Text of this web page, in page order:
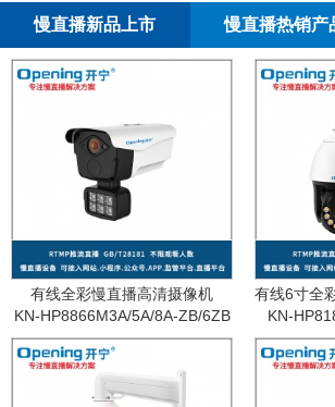
慢直播新品上市 慢直播热销产
有线全彩慢直播高清摄像机
KN-HP8866M3A/5A/8A-ZB/6ZB
有线6寸全
KN-